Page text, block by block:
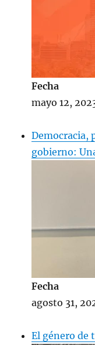
Fecha
mayo 12,
Democracia,
gobierno:
Fecha
agosto 31,
El género de